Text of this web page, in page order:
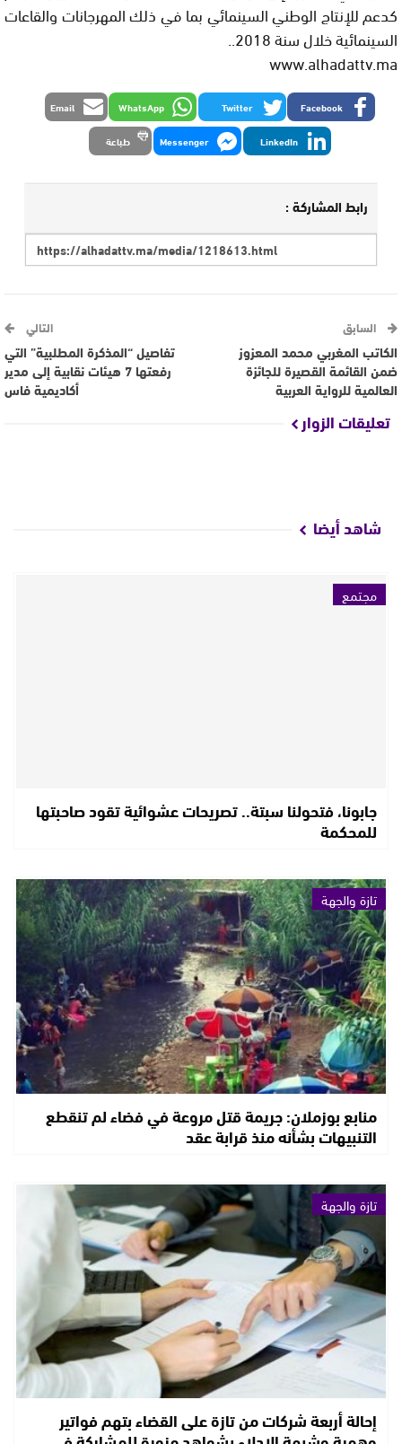
كدعم للإنتاج الوطني السينمائي بما في ذلك المهرجانات والقاعات
السينمائية خلال سنة 2018..
www.alhadattv.ma
Facebook
Twitter
WhatsApp
Email
LinkedIn
Messenger طباعة
رابط المشاركة :
السابق
الكاتب المغربي محمد المعزوز
ضمن القائمة القصيرة للجائزة
العالمية للرواية العربية
التالي
تفاصيل “المذكرة المطلبية” التي
رفعتها 7 هيئات نقابية إلى مدير
أكاديمية فاس
تعليقات الزوار
شاهد أيضا
مجتمع
جابونا، فتحولنا سبتة.. تصريحات عشوائية تقود صاحبتها
للمحكمة
تازة والجهة
منابع بوزملان: جريمة قتل مروعة في فضاء لم تنقطع
التنبيهات بشأنه منذ قرابة عقد
تازة والجهة
إحالة أربعة شركات من تازة على القضاء بتهم فواتير